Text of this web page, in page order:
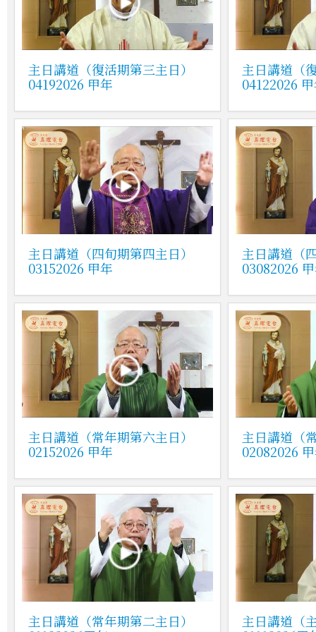
主日講道（復活期第三主日）
04192026 甲年
主日講道（
04122026
主日講道（四旬期第四主日）
03152026 甲年
主日講道（
03082026
主日講道（常年期第六主日）
02152026 甲年
主日講道（
02082026
主日講道（常年期第二主日）
主日講道（